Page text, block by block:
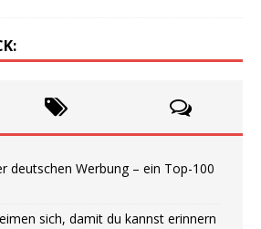
deutschen Werbung – ein Top-100
sich, damit du kannst erinnern